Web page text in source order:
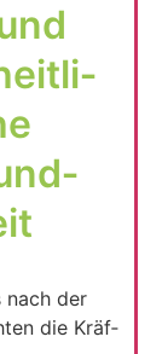
nach der
die Kräf­